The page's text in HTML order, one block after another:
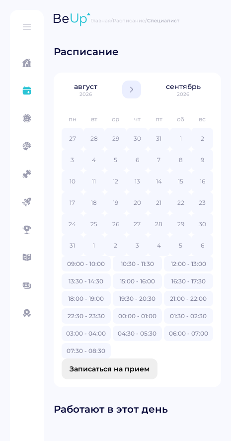
Главная/Расписание/Специалист
Расписание
август
2026
сентябрь
2026
пн вт ср чт пт сб вс
27 28 29 30 31 1 2
3 4 5 6 7 8 9
10 11 12 13 14 15 16
17 18 19 20 21 22 23
24 25 26 27 28 29 30
31 1 2 3 4 5 6
09:00 - 10:00 10:30 - 11:30 12:00 - 13:00
13:30 - 14:30 15:00 - 16:00 16:30 - 17:30
18:00 - 19:00 19:30 - 20:30 21:00 - 22:00
22:30 - 23:30 00:00 - 01:00 01:30 - 02:30
03:00 - 04:00 04:30 - 05:30 06:00 - 07:00
07:30 - 08:30
Записаться на прием
Работают в этот день